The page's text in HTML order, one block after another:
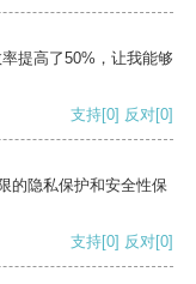
提高了50%，让我能够
支持[0] 反对[0]
的隐私保护和安全性保
支持[0] 反对[0]